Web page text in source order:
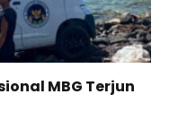
MBG Terjun